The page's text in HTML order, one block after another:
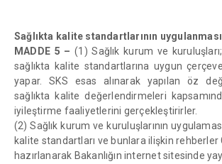
Sağlıkta kalite standartlarının uygulanması
MADDE 5 – (1) Sağlık kurum ve
sağlıkta kalite standartlarına uygun
yapar. SKS esas alınarak yapılan öz
sağlıkta kalite değerlendirmeleri
iyileştirme faaliyetlerini gerçekleştirirler.
(2) Sağlık kurum ve kuruluşlarının
kalite standartları ve bunlara ilişkin rehberler
hazırlanarak Bakanlığın internet sitesinde